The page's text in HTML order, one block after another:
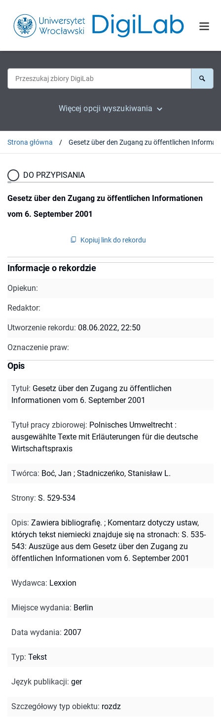
Więcej opcji wyszukiwania
Strona główna
DO PRZYPISANIA
Gesetz über den Zugang zu öffentlichen Informationen
vom 6. September 2001
Kopiuj link do rekordu
Informacje o rekordzie
Opiekun:
Redaktor:
Utworzenie rekordu: 08.06.2022, 22:50
Oznaczenie praw:
Opis
Tytuł: Gesetz über den Zugang zu öffentlichen
Informationen vom 6. September 2001
Tytuł pracy zbiorowej: Polnisches Umweltrecht :
ausgewählte Texte mit Erläuterungen für die deutsche
Wirtschaftspraxis
Twórca: Boć, Jan ; Stadniczeńko, Stanisław L.
Strony: S. 529-534
Opis: Zawiera bibliografię. ; Komentarz dotyczy ustaw,
których tekst niemiecki znajduje się na stronach: S. 535-
543: Auszüge aus dem Gesetz über den Zugang zu
öffentlichen Informationen vom 6. September 2001
Wydawca: Lexxion
Miejsce wydania: Berlin
Data wydania: 2007
Typ: Tekst
Język publikacji: ger
Szczegółowy typ obiektu: rozdz